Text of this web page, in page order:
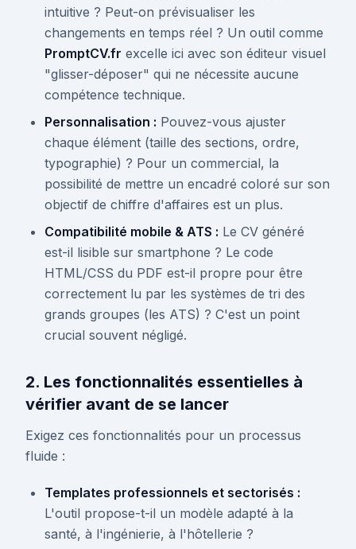
intuitive ? Peut-on prévisualiser les
changements en temps réel ? Un outil comme
PromptCV.fr excelle ici avec son éditeur visuel
"glisser-déposer" qui ne nécessite aucune
compétence technique.
Personnalisation : Pouvez-vous ajuster
chaque élément (taille des sections, ordre,
typographie) ? Pour un commercial, la
possibilité de mettre un encadré coloré sur son
objectif de chiffre d'affaires est un plus.
Compatibilité mobile & ATS : Le CV généré
est-il lisible sur smartphone ? Le code
HTML/CSS du PDF est-il propre pour être
correctement lu par les systèmes de tri des
grands groupes (les ATS) ? C'est un point
crucial souvent négligé.
2. Les fonctionnalités essentielles à
vérifier avant de se lancer
Exigez ces fonctionnalités pour un processus
fluide :
Templates professionnels et sectorisés :
L'outil propose-t-il un modèle adapté à la
santé, à l'ingénierie, à l'hôtellerie ?